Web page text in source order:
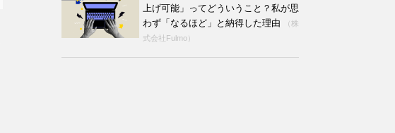
上げ可能」ってどういうこと？私が思
わず「なるほど」と納得した理由
（株
式会社Fulmo）